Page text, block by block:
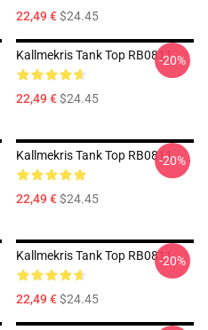
22,49 €$24.45
Kallmekris Tank Top RB0811
22,49 €$24.45
-20%
Kallmekris Tank Top RB0811
22,49 €$24.45
-20%
Kallmekris Tank Top RB0811
22,49 €$24.45
-20%